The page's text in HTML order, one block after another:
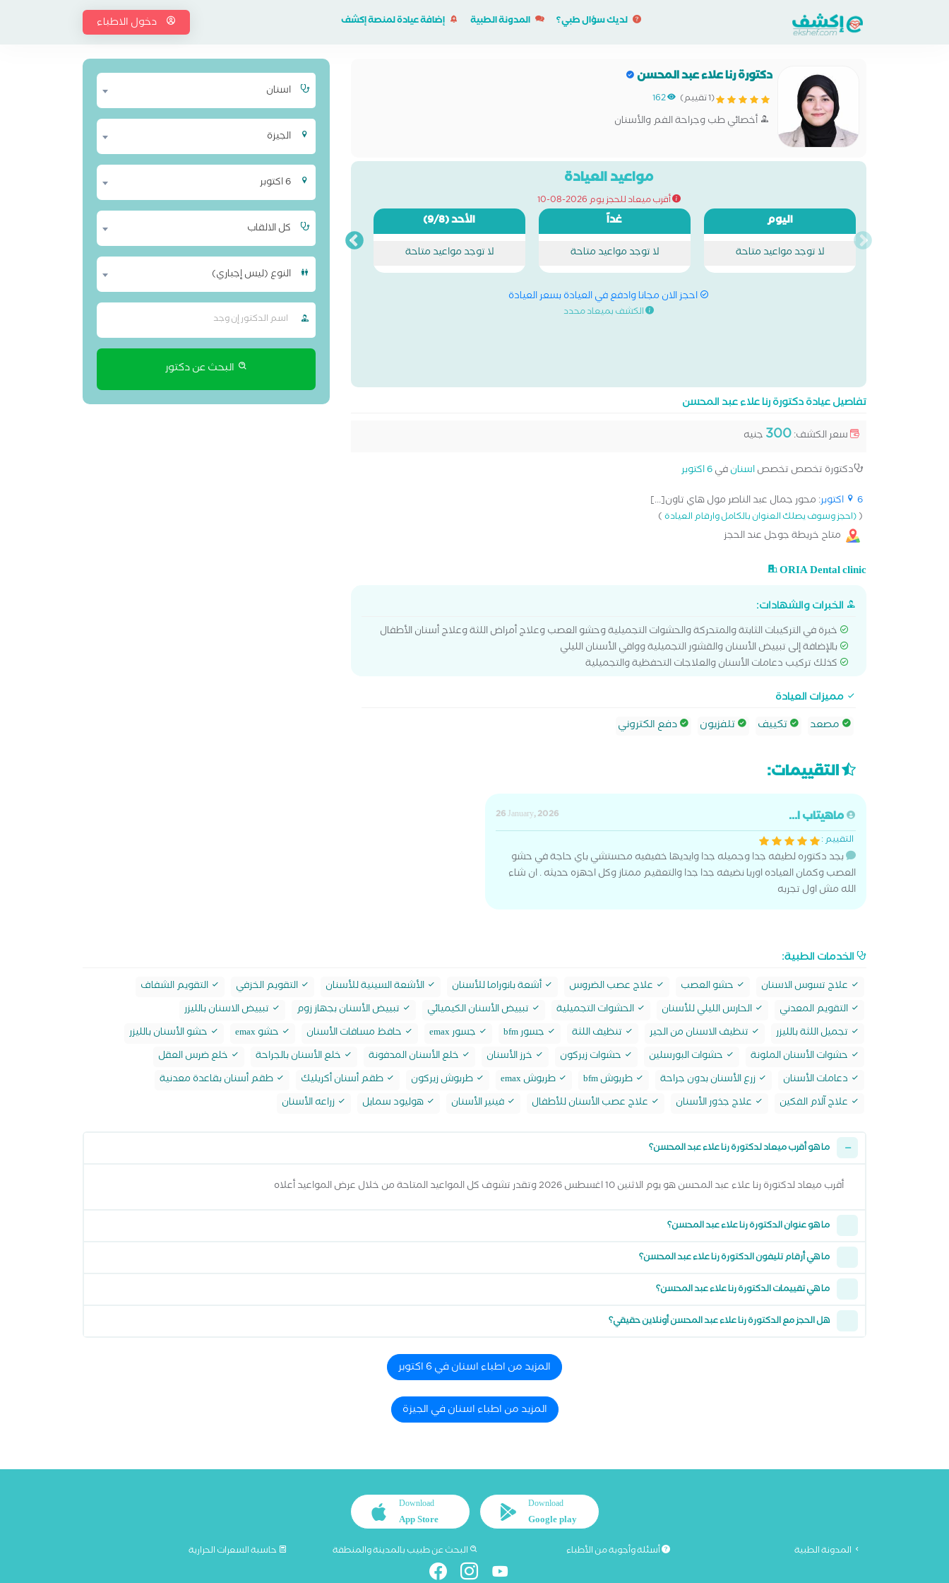
لديك سؤال طبي؟ المدونة الطبية إضافة عيادة لمنصة إكشف دخول الاطباء
دكتورة رنا علاء عبد المحسن
(1 تقييم) 162
أخصائي طب وجراحة الفم والأسنان
مواعيد العيادة
أقرب ميعاد للحجز يوم 2026-08-10
اليوم
لا توجد مواعيد متاحة
غداً
لا توجد مواعيد متاحة
الأحد(9/8)
لا توجد مواعيد متاحة
احجز الان مجانا وادفع في العيادة بسعر العيادة
الكشف بميعاد محدد
تفاصيل عيادة دكتورة رنا علاء عبد المحسن
سعر الكشف:300 جنيه
دكتورة تخصص تخصصاسنانفي6 اكتوبر
6 اكتوبر
: محور جمال عبد الناصر مول هاي تاون[...]
((احجز وسوف يصلك العنوان بالكامل وارقام العيادة)
متاح خريطة جوجل عند الحجز
ORIA Dental clinic
الخبرات والشهادات:
خبرة في التركيبات الثابتة والمتحركة والحشوات التجميلية وحشو العصب وعلاج أمراض اللثة وعلاج أسنان الأطفال
بالإضافة إلى تبييض الأسنان والقشور التجميلية وواقي الأسنان الليلي
كذلك تركيب دعامات الأسنان والعلاجات التحفظية والتجميلية
مميزات العيادة
مصعد
تكييف تلفزيون دفع الكتروني
اسنان
الجيزة
6 اكتوبر
كل الالقاب
النوع (ليس إجباري)
البحث عن دكتور
التقييمات:
ماهيتاب ا...
26 January, 2026
التقييم :
بجد دكتوره لطيفه جدا وجميله جدا وايديها خفيفيه محستشي باي حاجة في حشو
العصب وكمان العياده اوريا نضيفه جدا جدا والتعقيم ممتاز وكل اجهزه حديثه . ان شاء
الله مش اول تجربه
الخدمات الطبية:
علاج تسوس الاسنان حشو العصب علاج عصب الضروس أشعة بانوراما للأسنان الأشعة السينية للأسنان التقويم الخزفي
التقويم الشفاف
التقويم المعدني
الحارس الليلي للأسنان الحشوات التجميلية تبييض الأسنان الكيميائي تبييض الأسنان بجهاز زوم
تبييض الاسنان بالليزر
تجميل اللثة بالليزر
تنظيف الاسنان من الجير تنظيف اللثة جسور bfm جسور emax حافظ مسافات الأسنان حشو emax
حشو الأسنان بالليزر
حشوات الأسنان الملونة
حشوات البورسلين حشوات زيركون خرز الأسنان خلع الأسنان المدفونة خلع الأسنان بالجراحة
خلع ضرس العقل
دعامات الأسنان
زرع الأسنان بدون جراحة طربوش bfm طربوش emax طربوش زيركون طقم أسنان أكريليك
طقم أسنان بقاعدة معدنية
علاج آلام الفكين
علاج جذور الأسنان علاج عصب الأسنان للأطفال فينير الأسنان هوليود سمايل زراعه الأسنان
ما هو أقرب ميعاد لدكتورة رنا علاء عبد المحسن؟
أقرب ميعاد لدكتورة رنا علاء عبد المحسن هو يوم الاثنين 10 اغسطس 2026 وتقدر تشوف كل المواعيد المتاحة من خلال عرض المواعيد أعلاه
ما هو عنوان الدكتورة رنا علاء عبد المحسن؟
ما هي أرقام تليفون الدكتورة رنا علاء عبد المحسن؟
ما هي تقييمات الدكتورة رنا علاء عبد المحسن؟
هل الحجز مع الدكتورة رنا علاء عبد المحسن أونلاين حقيقي؟
المزيد من اطباء اسنان في 6 اكتوبر
المزيد من اطباء اسنان في الجيزة
Download
Google play
Download
App Store
المدونة الطبية أسئلة وأجوبة من الأطباء البحث عن طبيب بالمدينة والمنطقة حاسبة السعرات الحرارية